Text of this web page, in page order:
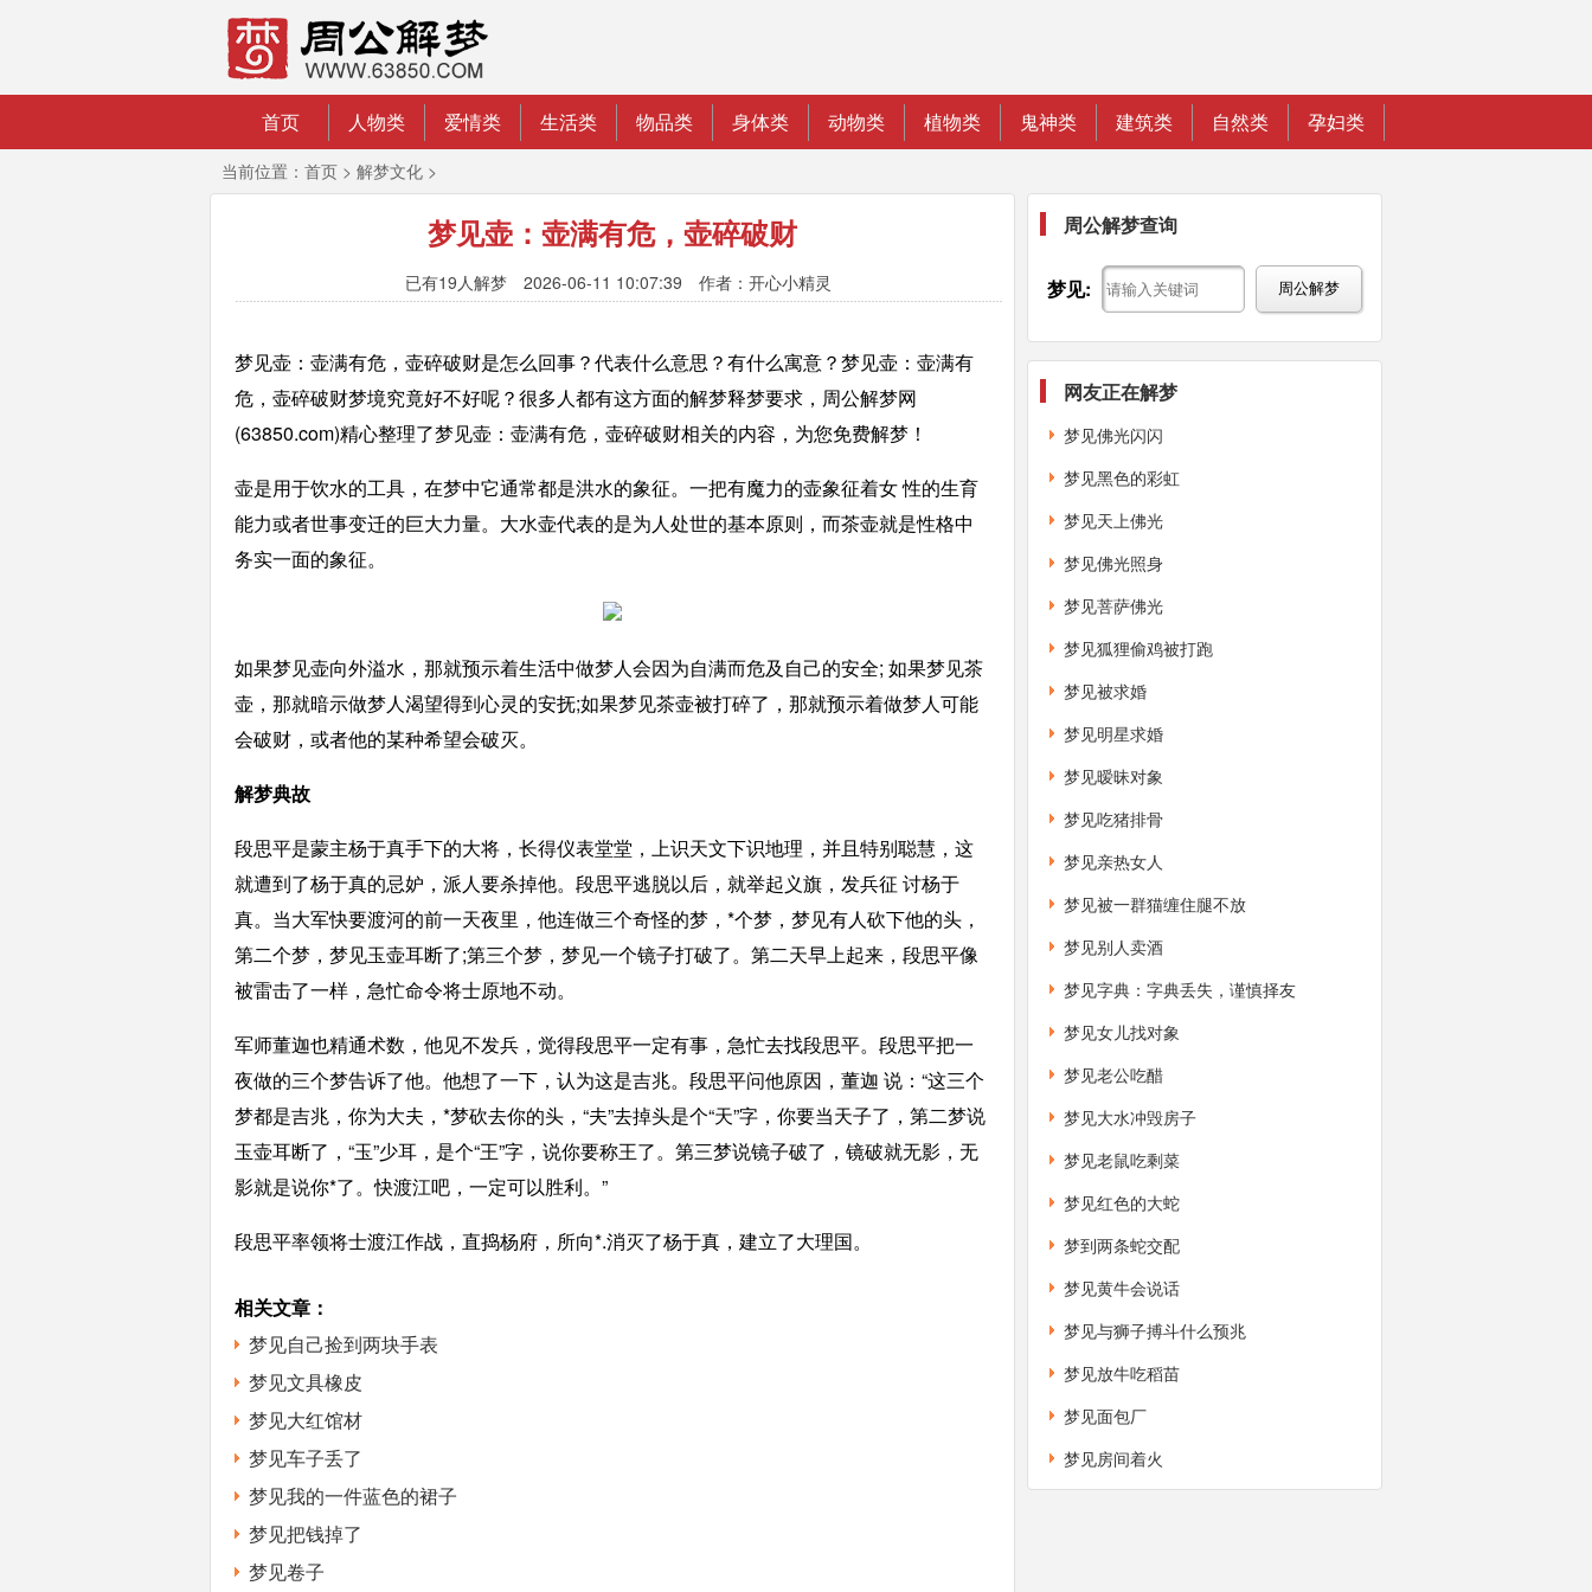
首页 人物类 爱情类 生活类 物品类 身体类 动物类 植物类 鬼神类 建筑类 自然类 孕妇类
当前位置： 首页 > 解梦文化 >
梦见壶：壶满有危，壶碎破财
已有19人解梦 2026-06-11 10:07:39 作者：开心小精灵
梦见壶：壶满有危，壶碎破财是怎么回事？代表什么意思？有什么寓意？梦见壶：壶满有
危，壶碎破财梦境究竟好不好呢？很多人都有这方面的解梦释梦要求，周公解梦网
(63850.com)精心整理了梦见壶：壶满有危，壶碎破财相关的内容，为您免费解梦！
壶是用于饮水的工具，在梦中它通常都是洪水的象征。一把有魔力的壶象征着女 性的生育
能力或者世事变迁的巨大力量。大水壶代表的是为人处世的基本原则，而茶壶就是性格中
务实一面的象征。
如果梦见壶向外溢水，那就预示着生活中做梦人会因为自满而危及自己的安全; 如果梦见茶
壶，那就暗示做梦人渴望得到心灵的安抚;如果梦见茶壶被打碎了，那就预示着做梦人可能
会破财，或者他的某种希望会破灭。
解梦典故
段思平是蒙主杨于真手下的大将，长得仪表堂堂，上识天文下识地理，并且特别聪慧，这
就遭到了杨于真的忌妒，派人要杀掉他。段思平逃脱以后，就举起义旗，发兵征 讨杨于
真。当大军快要渡河的前一天夜里，他连做三个奇怪的梦，*个梦，梦见有人砍下他的头，
第二个梦，梦见玉壶耳断了;第三个梦，梦见一个镜子打破了。第二天早上起来，段思平像
被雷击了一样，急忙命令将士原地不动。
军师董迦也精通术数，他见不发兵，觉得段思平一定有事，急忙去找段思平。段思平把一
夜做的三个梦告诉了他。他想了一下，认为这是吉兆。段思平问他原因，董迦 说：“这三个
梦都是吉兆，你为大夫，*梦砍去你的头，“夫”去掉头是个“天”字，你要当天子了，第二梦说
玉壶耳断了，“玉”少耳，是个“王”字，说你要称王了。第三梦说镜子破了，镜破就无影，无
影就是说你*了。快渡江吧，一定可以胜利。”
段思平率领将士渡江作战，直捣杨府，所向*.消灭了杨于真，建立了大理国。
相关文章：
梦见自己捡到两块手表
梦见文具橡皮
梦见大红馆材
梦见车子丢了
梦见我的一件蓝色的裙子
梦见把钱掉了
梦见卷子
周公解梦查询
梦见: 周公解梦
网友正在解梦
梦见佛光闪闪
梦见黑色的彩虹
梦见天上佛光
梦见佛光照身
梦见菩萨佛光
梦见狐狸偷鸡被打跑
梦见被求婚
梦见明星求婚
梦见暧昧对象
梦见吃猪排骨
梦见亲热女人
梦见被一群猫缠住腿不放
梦见别人卖酒
梦见字典：字典丢失，谨慎择友
梦见女儿找对象
梦见老公吃醋
梦见大水冲毁房子
梦见老鼠吃剩菜
梦见红色的大蛇
梦到两条蛇交配
梦见黄牛会说话
梦见与狮子搏斗什么预兆
梦见放牛吃稻苗
梦见面包厂
梦见房间着火